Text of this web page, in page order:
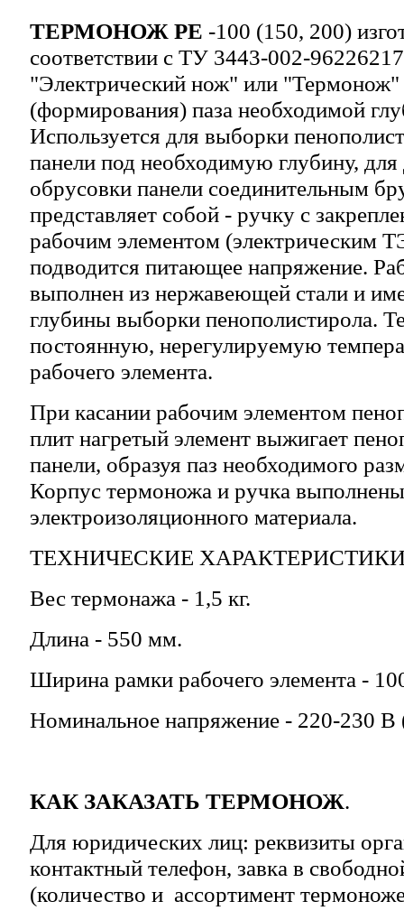
ТЕРМОНОЖ РЕ -100 (150, 200)
соответствии с ТУ 3443-002-
"Электрический нож" или
(формирования) паза необходимой
Используется для выборки
панели под необходимую глубину,
обрусовки панели соединительным
представляет собой - ручку с
рабочим элементом (электрическим
подводится питающее напряжение.
выполнен из нержавеющей стали и
глубины выборки пенополистирола.
постоянную, нерегулируемую
рабочего элемента.
При касании рабочим элементом
плит нагретый элемент выжигает
панели, образуя паз необходимого
Корпус термоножа и ручка
электроизоляционного материала.
ТЕХНИЧЕСКИЕ
Вес термонажа - 1,5 кг.
Длина - 550 мм.
Ширина рамки рабочего элемента -
Номинальное напряжение - 220-230 В
КАК ЗАКАЗАТЬ ТЕРМОНОЖ.
Для юридических лиц: реквизиты
контактный телефон, завка в
(количество и ассортимент